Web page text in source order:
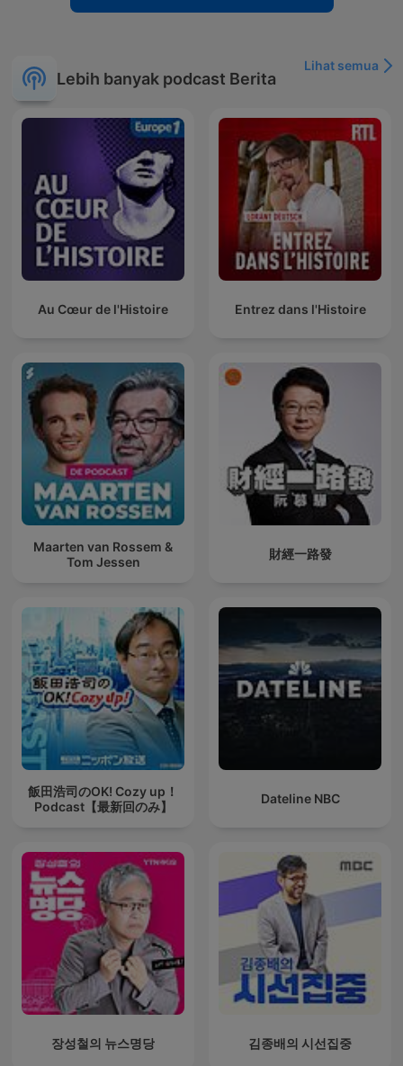
Lebih banyak podcast Berita
Lihat semua
Au Cœur de l'Histoire Entrez dans l'Histoire
Maarten van Rossem &
Tom Jessen
財經一路發
飯田浩司のOK! Cozy up！
Podcast【最新回のみ】
Dateline NBC
장성철의 뉴스명당 김종배의 시선집중